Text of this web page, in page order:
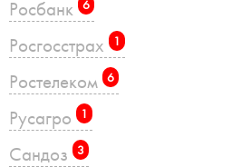
Росбанк 6
Росгосстрах 1
Ростелеком 6
Русагро 1
Сандоз 3